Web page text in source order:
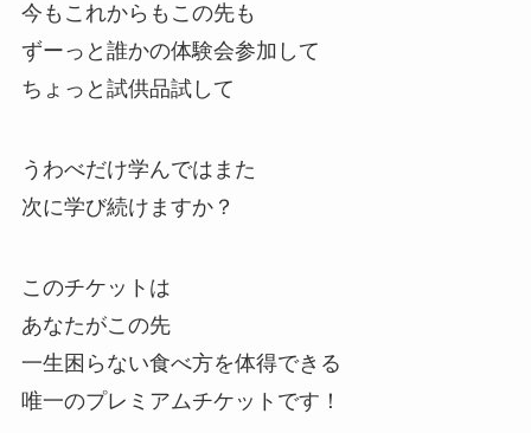
今もこれからもこの先も
ずーっと誰かの体験会参加して
ちょっと試供品試して
うわべだけ学んではまた
次に学び続けますか？
このチケットは
あなたがこの先
一生困らない食べ方を体得できる
唯一のプレミアムチケットです！